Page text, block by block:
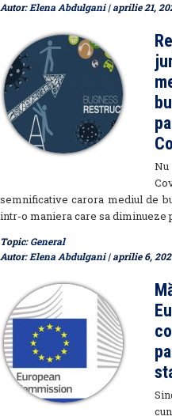
Autor:Elena Abdulgani| aprilie 21,
semnificative carora mediul de
intr-o maniera care sa diminueze
Topic:General
Autor:Elena Abdulgani| aprilie 6,